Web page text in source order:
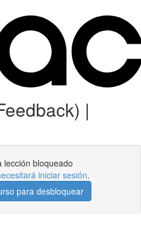
|
lección bloqueado
iniciar sesión.
para desbloquear